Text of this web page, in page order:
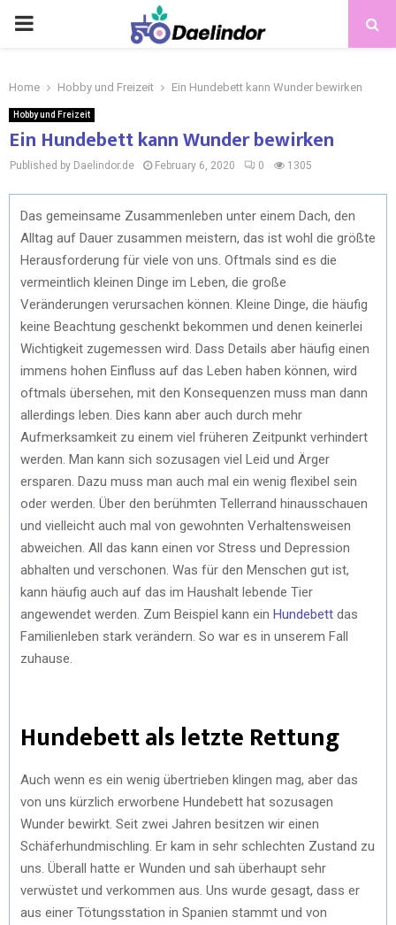
Home Hobby und Freizeit Ein Hundebett kann Wunder bewirken
Hobby und Freizeit
Ein Hundebett kann Wunder bewirken
Published by Daelindor.de February 6, 2020 0 1305
Das gemeinsame Zusammenleben unter einem Dach, den
Alltag auf Dauer zusammen meistern, das ist wohl die größte
Herausforderung für viele von uns. Oftmals sind es die
vermeintlich kleinen Dinge im Leben, die große
Veränderungen verursachen können. Kleine Dinge, die häufig
keine Beachtung geschenkt bekommen und denen keinerlei
Wichtigkeit zugemessen wird. Dass Details aber häufig einen
immens hohen Einfluss auf das Leben haben können, wird
oftmals übersehen, mit den Konsequenzen muss man dann
allerdings leben. Dies kann aber auch durch mehr
Aufmerksamkeit zu einem viel früheren Zeitpunkt verhindert
werden. Man kann sich sozusagen viel Leid und Ärger
ersparen. Dazu muss man auch mal ein wenig flexibel sein
oder werden. Über den berühmten Tellerrand hinausschauen
und vielleicht auch mal von gewohnten Verhaltensweisen
abweichen. All das kann einen vor Stress und Depression
abhalten und verschonen. Was für den Menschen gut ist,
kann häufig auch auf das im Haushalt lebende Tier
angewendet werden. Zum Beispiel kann ein Hundebett das
Familienleben stark verändern. So war es in unserem Fall
zuhause.
Hundebett als letzte Rettung
Auch wenn es ein wenig übertrieben klingen mag, aber das
von uns kürzlich erworbene Hundebett hat sozusagen
Wunder bewirkt. Seit zwei Jahren besitzen wir einen
Schäferhundmischling. Er kam in sehr schlechten Zustand zu
uns. Überall hatte er Wunden und sah überhaupt sehr
verwüstet und verkommen aus. Uns wurde gesagt, dass er
aus einer Tötungsstation in Spanien stammt und von